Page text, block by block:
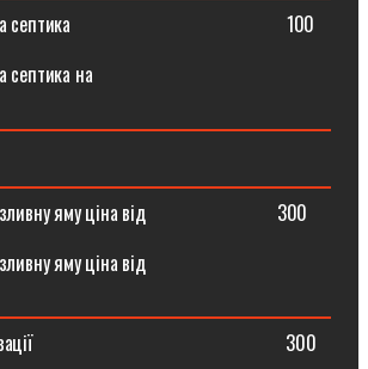
септика ⠀⠀⠀⠀⠀⠀⠀⠀⠀⠀⠀⠀⠀⠀⠀100
септика на
зливну яму ціна від ⠀⠀⠀⠀⠀⠀⠀⠀⠀300
яму ціна від